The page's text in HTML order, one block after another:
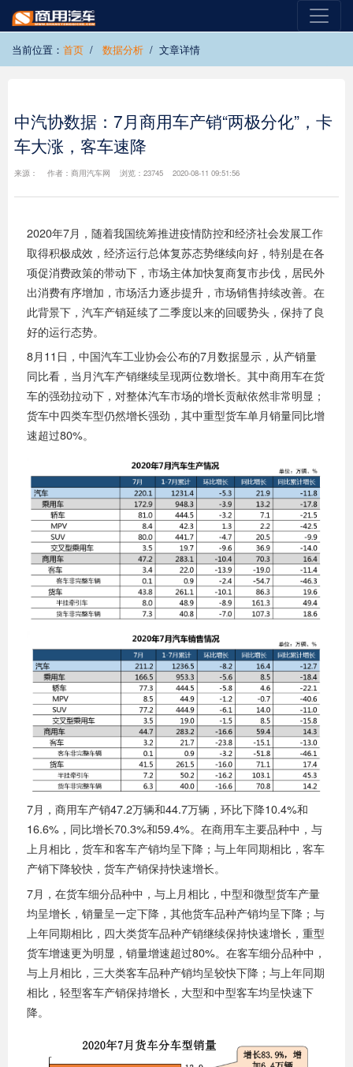
当前位置： 首页 数据分析 文章详情
中汽协数据：7月商用车产销“两极分化”，卡
车大涨，客车速降
来源： 作者：商用汽车网 浏览：23745 2020-08-11 09:51:56
2020年7月，随着我国统筹推进疫情防控和经济社会发展工作
取得积极成效，经济运行总体复苏态势继续向好，特别是在各
项促消费政策的带动下，市场主体加快复商复市步伐，居民外
出消费有序增加，市场活力逐步提升，市场销售持续改善。在
此背景下，汽车产销延续了二季度以来的回暖势头，保持了良
好的运行态势。
8月11日，中国汽车工业协会公布的7月数据显示，从产销量
同比看，当月汽车产销继续呈现两位数增长。其中商用车在货
车的强劲拉动下，对整体汽车市场的增长贡献依然非常明显；
货车中四类车型仍然增长强劲，其中重型货车单月销量同比增
速超过80%。
7月，商用车产销47.2万辆和44.7万辆，环比下降10.4%和
16.6%，同比增长70.3%和59.4%。在商用车主要品种中，与
上月相比，货车和客车产销均呈下降；与上年同期相比，客车
产销下降较快，货车产销保持快速增长。
7月，在货车细分品种中，与上月相比，中型和微型货车产量
均呈增长，销量呈一定下降，其他货车品种产销均呈下降；与
上年同期相比，四大类货车品种产销继续保持快速增长，重型
货车增速更为明显，销量增速超过80%。在客车细分品种中，
与上月相比，三大类客车品种产销均呈较快下降；与上年同期
相比，轻型客车产销保持增长，大型和中型客车均呈快速下
降。